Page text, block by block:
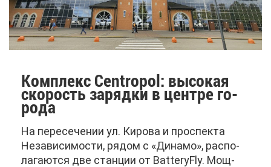
Ком­плекс Centropol: вы­со­кая
ско­рость за­ряд­ки в цен­тре го­
ро­да
На пе­ре­се­че­нии ул. Ки­ро­ва и про­спек­та
Неза­ви­си­мо­сти, ря­дом с «Ди­на­мо», рас­по­
ла­га­ют­ся две стан­ции от BatteryFly. Мощ­